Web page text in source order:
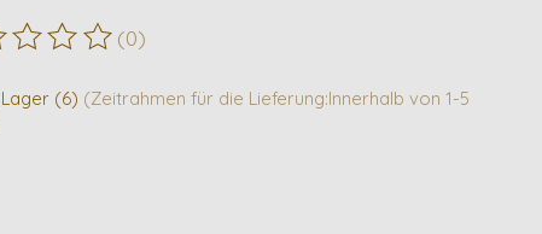
dieses Produkts ist
(0)
(6) (Zeitrahmen für die Lieferung:Innerhalb von 1-5